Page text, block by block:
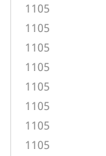
1105
1105
1105
1105
1105
1105
1105
1105